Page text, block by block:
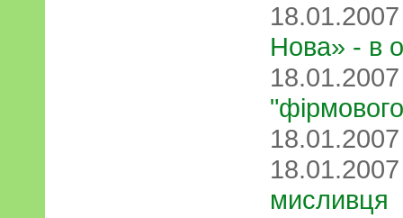
Нова» - в
мисливця